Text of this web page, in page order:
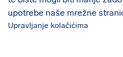
upotrebe naše mrežne
Upravljanje kolačićima